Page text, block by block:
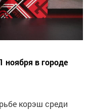
ноября в городе
корэш среди